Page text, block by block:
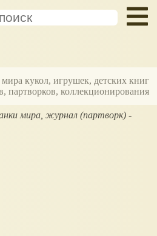
кукол, игрушек, детских книг
партворков, коллекционирования
мира, журнал (партворк) -